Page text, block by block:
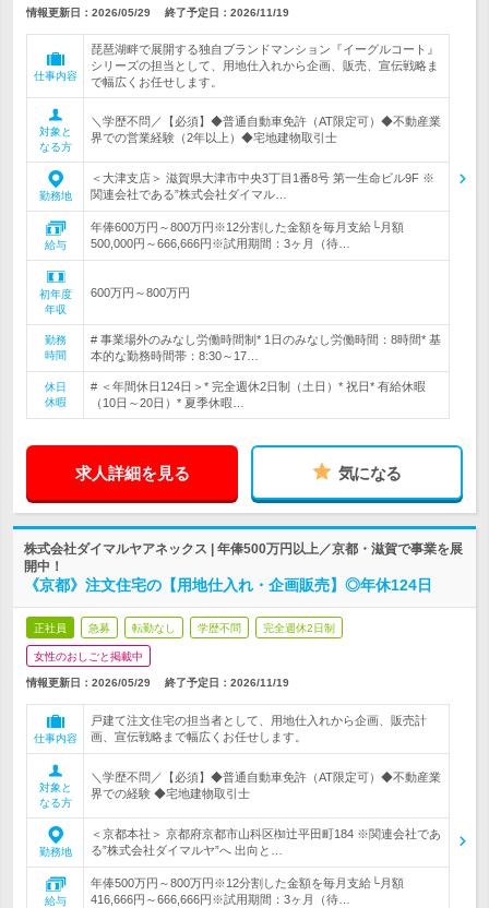
情報更新日：2026/05/29 終了予定日： 2026/11/19
仕事内容
琵琶湖畔で展開する独自ブランドマンション『イーグルコート』
シリーズの担当として、用地仕入れから企画、販売、宣伝戦略ま
で幅広くお任せします。
対象と
なる方
＼学歴不問／【必須】◆普通自動車免許（AT限定可）◆不動産業
界での営業経験（2年以上）◆宅地建物取引士
勤務地
＜大津支店＞ 滋賀県大津市中央3丁目1番8号 第一生命ビル9F ※
関連会社である”株式会社ダイマル…
給与
年俸600万円～800万円※12分割した金額を毎月支給└月額
500,000円～666,666円※試用期間：3ヶ月（待…
初年度
年収
600万円～800万円
勤務
時間
# 事業場外のみなし労働時間制* 1日のみなし労働時間：8時間* 基
本的な勤務時間帯：8:30～17…
休日
休暇
# ＜年間休日124日＞* 完全週休2日制（土日）* 祝日* 有給休暇
（10日～20日）* 夏季休暇…
求人詳細を見る 気になる
株式会社ダイマルヤアネックス | 年俸500万円以上／京都・滋賀で事業を展
開中！
《京都》注文住宅の【用地仕入れ・企画販売】◎年休124日
正社員 急募 転勤なし 学歴不問 完全週休2日制
女性のおしごと掲載中
情報更新日：2026/05/29 終了予定日： 2026/11/19
仕事内容
戸建て注文住宅の担当者として、用地仕入れから企画、販売計
画、宣伝戦略まで幅広くお任せします。
対象と
なる方
＼学歴不問／【必須】◆普通自動車免許（AT限定可）◆不動産業
界での経験 ◆宅地建物取引士
勤務地
＜京都本社＞ 京都府京都市山科区椥辻平田町184 ※関連会社であ
る”株式会社ダイマルヤ”へ 出向と…
給与
年俸500万円～800万円※12分割した金額を毎月支給└月額
416,666円～666,666円※試用期間：3ヶ月（待…